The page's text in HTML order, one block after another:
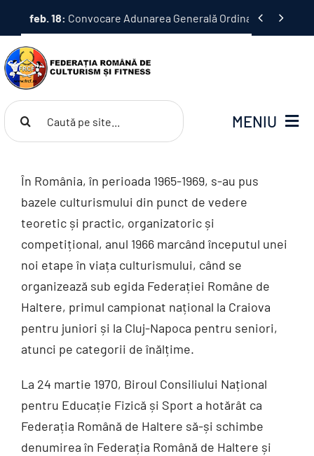
content
feb. 18: Convocare Adunarea Generală Ordinară a
 
Cautare...
MENIU
FRCF
Competiții
Documente
Știri
Galerie
Contact
CURSURI INSTRUCTORI
În România, în perioada 1965-1969, s-au pus
bazele culturismului din punct de vedere
teoretic și practic, organizatoric și
competițional, anul 1966 marcând începutul unei
noi etape în viața culturismului, când se
organizează sub egida Federației Române de
Haltere, primul campionat național la Craiova
pentru juniori și la Cluj-Napoca pentru seniori,
atunci pe categorii de înălțime.
La 24 martie 1970, Biroul Consiliului Național
pentru Educație Fizică și Sport a hotărât ca
Federația Română de Haltere să-și schimbe
denumirea în Federația Română de Haltere și